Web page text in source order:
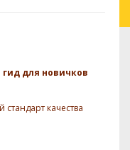
для новичков
качества